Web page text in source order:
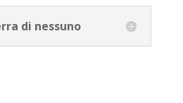
di nessuno